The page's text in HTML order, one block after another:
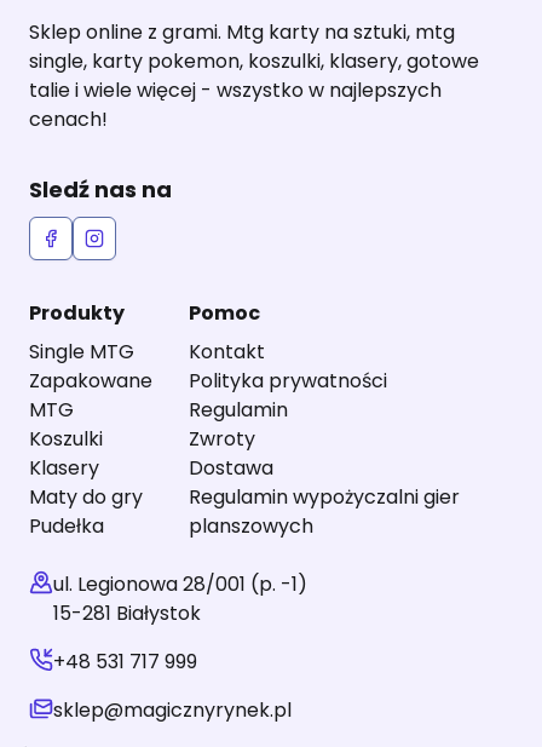
Sklep online z grami. Mtg karty na sztuki, mtg
single, karty pokemon, koszulki, klasery, gotowe
talie i wiele więcej - wszystko w najlepszych
cenach!
Sledź nas na
Produkty
Single MTG
Zapakowane
MTG
Koszulki
Klasery
Maty do gry
Pudełka
Pomoc
Kontakt
Polityka prywatności
Regulamin
Zwroty
Dostawa
Regulamin wypożyczalni gier
planszowych
ul. Legionowa 28/001 (p. -1)
15-281 Białystok
+48 531 717 999
sklep@magicznyrynek.pl